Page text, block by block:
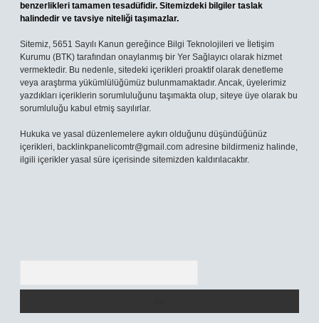
benzerlikleri tamamen tesadüfidir. Sitemizdeki bilgiler taslak
halindedir ve tavsiye niteliği taşımazlar.
Sitemiz, 5651 Sayılı Kanun gereğince Bilgi Teknolojileri ve İletişim
Kurumu (BTK) tarafından onaylanmış bir Yer Sağlayıcı olarak hizmet
vermektedir. Bu nedenle, sitedeki içerikleri proaktif olarak denetleme
veya araştırma yükümlülüğümüz bulunmamaktadır. Ancak, üyelerimiz
yazdıkları içeriklerin sorumluluğunu taşımakta olup, siteye üye olarak bu
sorumluluğu kabul etmiş sayılırlar.
Hukuka ve yasal düzenlemelere aykırı olduğunu düşündüğünüz
içerikleri, backlinkpanelicomtr@gmail.com adresine bildirmeniz halinde,
ilgili içerikler yasal süre içerisinde sitemizden kaldırılacaktır.